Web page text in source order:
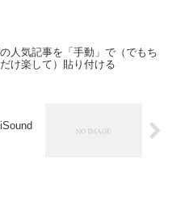
人気記事を「手動」で（でもち
け楽して）貼り付ける